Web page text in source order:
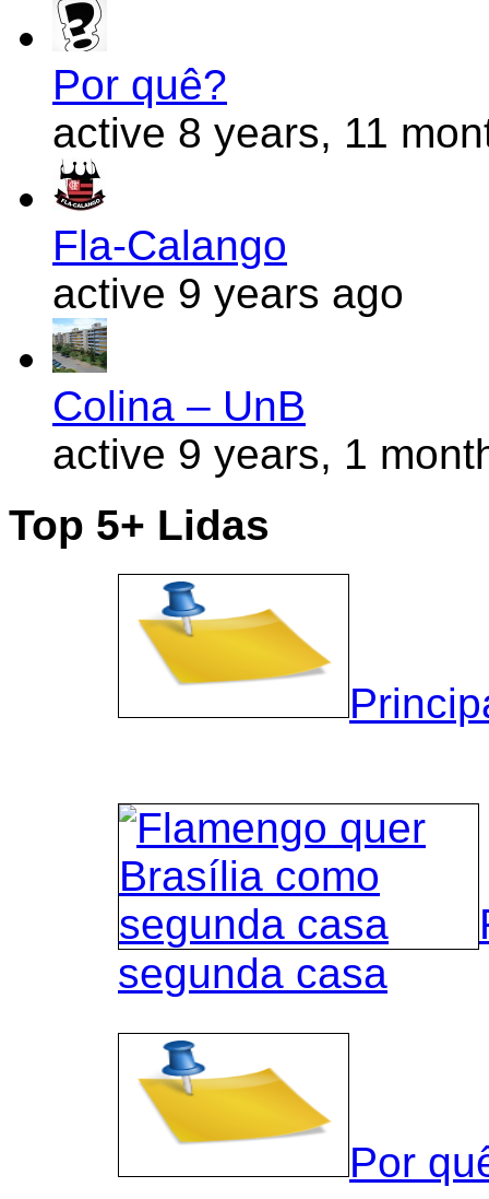
Por quê?
active 8 years, 11
Fla-Calango
active 9 years ago
Colina – UnB
active 9 years, 1
Top 5+ Lidas
segunda casa
Por